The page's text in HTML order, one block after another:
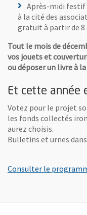
Après-midi festif
à la cité des
gratuit à partir de 8
Tout le mois de
vos jouets et
ou déposer un livre à
Et cette année
Votez pour le projet
les fonds collectés
aurez choisis.
Bulletins et urnes
Consulter le